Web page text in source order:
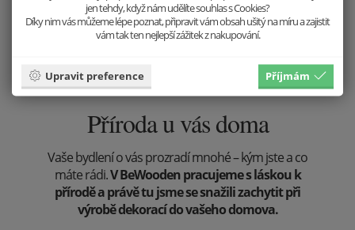
Příroda u vás doma
Vaše bydlení o vás prozradí mnohé – kým jste a co
máte rádi.V BeWooden pracujeme s láskou k
přírodě a právě tu jsme se snažili zachytit při
výrobě dekorací do vašeho domova.
jen tehdy, když nám udělíte souhlas s Cookies?
Díky nim vás můžeme lépe poznat, připravit vám obsah ušitý na míru a zajistit
vám tak ten nejlepší zážitek z nakupování.
Upravit preference Příjmám